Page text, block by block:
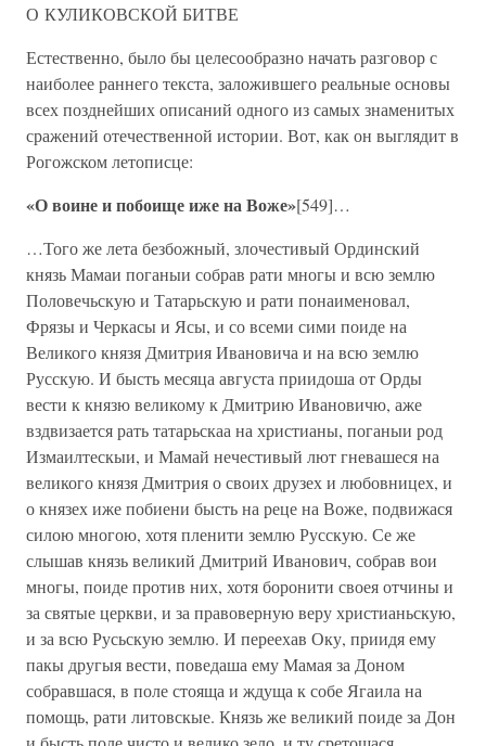
О КУЛИКОВСКОЙ БИТВЕ
Естественно, было бы целесообразно начать разговор с
наиболее раннего текста, заложившего реальные основы
всех позднейших описаний одного из самых знаменитых
сражений отечественной истории. Вот, как он выглядит в
Рогожском летописце:
«О воине и побоище иже на Воже»[549]…
…Того же лета безбожный, злочестивый Ординский
князь Мамаи поганыи собрав рати многы и всю землю
Половечьскую и Татарьскую и рати понаименовал,
Фрязы и Черкасы и Ясы, и со всеми сими поиде на
Великого князя Дмитрия Ивановича и на всю землю
Русскую. И бысть месяца августа приидоша от Орды
вести к князю великому к Дмитрию Ивановичю, аже
вздвизается рать татарьскаа на христианы, поганыи род
Измаилтескыи, и Мамай нечестивый лют гневашеся на
великого князя Дмитрия о своих друзех и любовницех, и
о князех иже побиени бысть на реце на Воже, подвижася
силою многою, хотя пленити землю Русскую. Се же
слышав князь великий Дмитрий Иванович, собрав вои
многы, поиде против них, хотя боронити своея отчины и
за святые церкви, и за правоверную веру христианьскую,
и за всю Русьскую землю. И переехав Оку, приидя ему
пакы другыя вести, поведаша ему Мамая за Доном
собравшася, в поле стояща и ждуща к собе Ягаила на
помощь, рати литовскые. Князь же великий поиде за Дон